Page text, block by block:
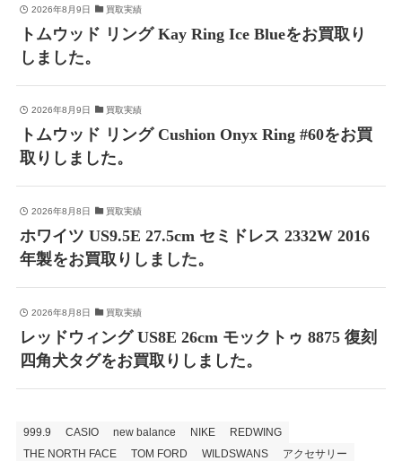
2026年8月9日 買取実績
トムウッド リング Kay Ring Ice Blueをお買取り
しました。
2026年8月9日 買取実績
トムウッド リング Cushion Onyx Ring #60をお買
取りしました。
2026年8月8日 買取実績
ホワイツ US9.5E 27.5cm セミドレス 2332W 2016
年製をお買取りしました。
2026年8月8日 買取実績
レッドウィング US8E 26cm モックトゥ 8875 復刻
四角犬タグをお買取りしました。
999.9 CASIO new balance NIKE
REDWING
THE NORTH FACE
TOM FORD WILDSWANS
アクセサリー